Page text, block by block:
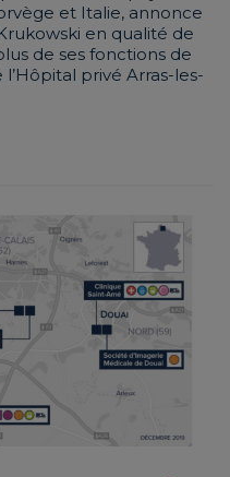
et Italie, annonce
en qualité de
de ses fonctions de
privé Arras-les-